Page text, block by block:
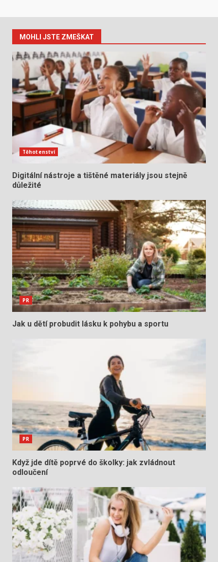
MOHLI JSTE ZMEŠKAT
Těhotenství
Digitální nástroje a tištěné materiály jsou stejně
důležité
PR
Jak u dětí probudit lásku k pohybu a sportu
PR
Když jde dítě poprvé do školky: jak zvládnout
odloučení